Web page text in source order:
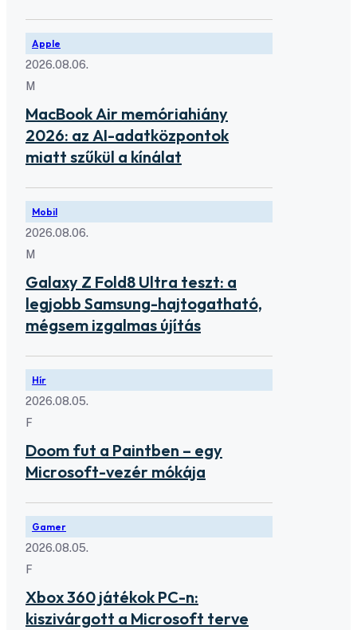
Apple
2026.08.06.
M
MacBook Air memóriahiány
2026: az AI-adatközpontok
miatt szűkül a kínálat
Mobil
2026.08.06.
M
Galaxy Z Fold8 Ultra teszt: a
legjobb Samsung-hajtogatható,
mégsem izgalmas újítás
Hír
2026.08.05.
F
Doom fut a Paintben – egy
Microsoft-vezér mókája
Gamer
2026.08.05.
F
Xbox 360 játékok PC-n:
kiszivárgott a Microsoft terve